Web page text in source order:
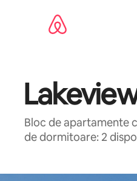
Bloc de apartamente
de dormitoare: 2